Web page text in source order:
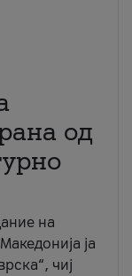
од
на
ја
чиј